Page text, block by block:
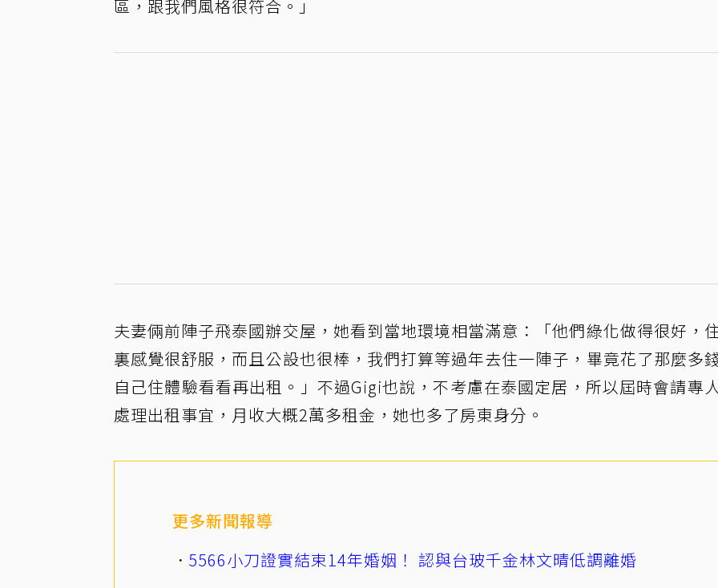
區，跟我們風格很符合。」
夫妻倆前陣子飛泰國辦交屋，她看到當地環境相當滿意：「他們綠化做得很好，
裏感覺很舒服，而且公設也很棒，我們打算等過年去住一陣子，畢竟花了那麼多
自己住體驗看看再出租。」不過Gigi也說，不考慮在泰國定居，所以屆時會請專
處理出租事宜，月收大概2萬多租金，她也多了房東身分。
更多新聞報導
5566小刀證實結束14年婚姻！ 認與台玻千金林文晴低調離婚